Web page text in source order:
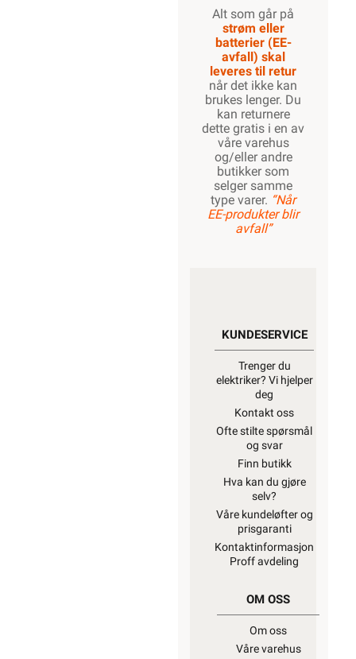
Alt som går på
strøm eller
batterier (EE-
avfall) skal
leveres til retur
når det ikke kan
brukes lenger. Du
kan returnere
dette gratis i en av
våre varehus
og/eller andre
butikker som
selger samme
type varer. “Når
EE-produkter blir
avfall”
KUNDESERVICE
Trenger du
elektriker? Vi hjelper
deg
Kontakt oss
Ofte stilte spørsmål
og svar
Finn butikk
Hva kan du gjøre
selv?
Våre kundeløfter og
prisgaranti
Kontaktinformasjon
Proff avdeling
OM OSS
Om oss
Våre varehus